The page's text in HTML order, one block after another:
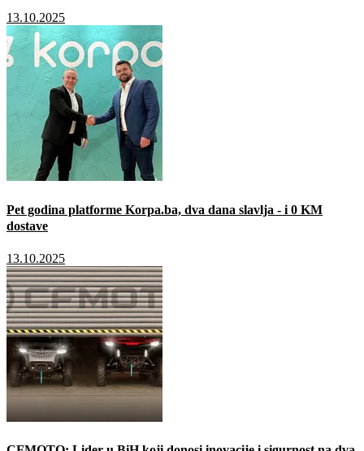
13.10.2025
Pet godina platforme Korpa.ba, dva dana slavlja - i 0 KM
dostave
13.10.2025